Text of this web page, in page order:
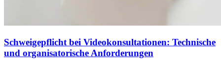
Schweigepflicht bei Videokonsultationen: Technische
und organisatorische Anforderungen